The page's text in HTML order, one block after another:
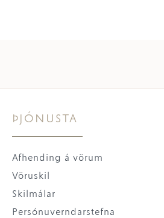
ÞJÓNUSTA
Afhending á vörum
Vöruskil
Skilmálar
Persónuverndarstefna